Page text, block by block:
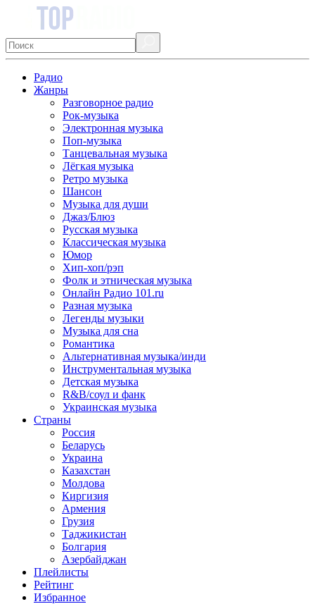
Радио
Жанры
Разговорное радио
Рок-музыка
Электронная музыка
Поп-музыка
Танцевальная музыка
Лёгкая музыка
Ретро музыка
Шансон
Музыка для души
Джаз/Блюз
Русская музыка
Классическая музыка
Юмор
Хип-хоп/рэп
Фолк и этническая музыка
Онлайн Радио 101.ru
Разная музыка
Легенды музыки
Музыка для сна
Романтика
Альтернативная музыка/инди
Инструментальная музыка
Детская музыка
R&B/cоул и фанк
Украинская музыка
Страны
Россия
Беларусь
Украина
Казахстан
Молдова
Киргизия
Армения
Грузия
Таджикистан
Болгария
Азербайджан
Плейлисты
Рейтинг
Избранное